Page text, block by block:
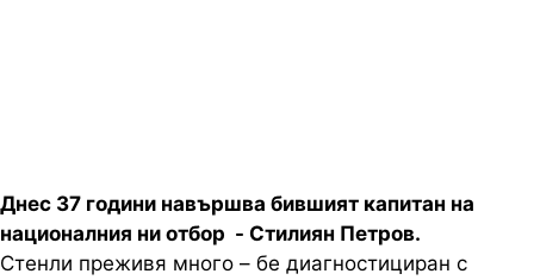
Днес 37 години навършва бившият капитан на
националния ни отбор - Стилиян Петров.
Стенли преживя много – бе диагностициран с